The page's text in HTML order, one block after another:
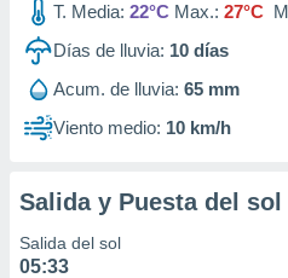
1199
T. Media: 22°C Max.: 27°C
Días de lluvia: 10 días
Acum. de lluvia: 65 mm
Viento medio: 10 km/h
Salida y Puesta del sol
Salida del sol
05:33